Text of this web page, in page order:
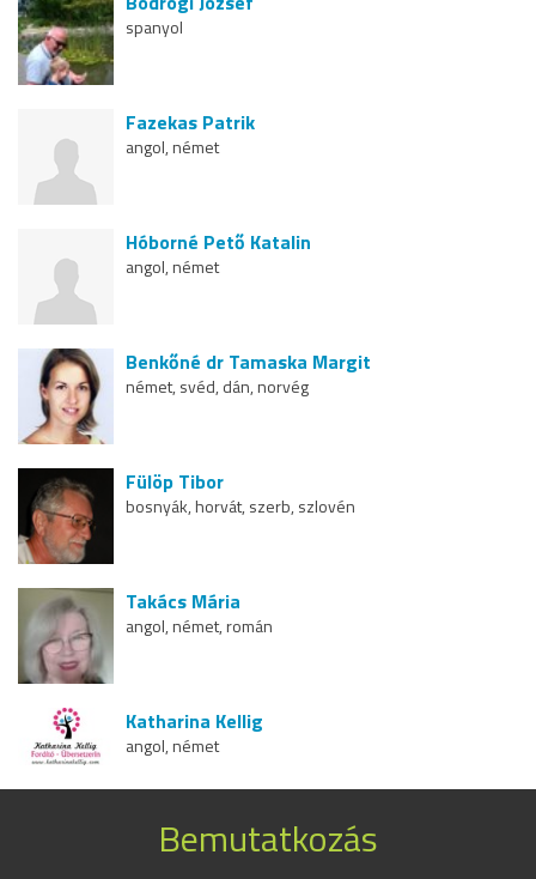
spanyol
Fazekas Patrik
angol, német
Hóborné Pető Katalin
angol, német
Benkőné dr Tamaska Margit
német, svéd, dán, norvég
Fülöp Tibor
bosnyák, horvát, szerb, szlovén
Takács Mária
angol, német, román
Katharina Kellig
angol, német
Bemutatkozás